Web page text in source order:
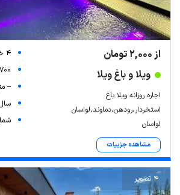
از 2,000 تومان
ویلا و باغ ویلا
اجاره روزانه ویلا باغ
استخردار،رودهن،دماوند،لواسان
لواسان
مشاهده جزییات
4 خواب
700 متر زیربنا
--
4 تصویر